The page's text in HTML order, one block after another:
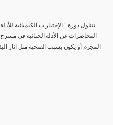
تتناول دورة " الإختبارات الكيميائية
المحاضرات عن الأدلة الجنائية في مسرح
المجرم أو يكون بسبب الضحية مثل اثار